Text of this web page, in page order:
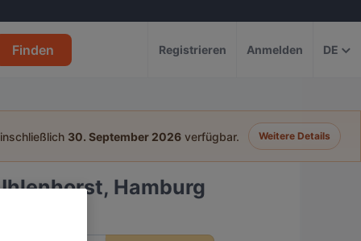
Finden Registrieren Anmelden DE
30. September 2026 verfügbar. Weitere Details
Hamburg